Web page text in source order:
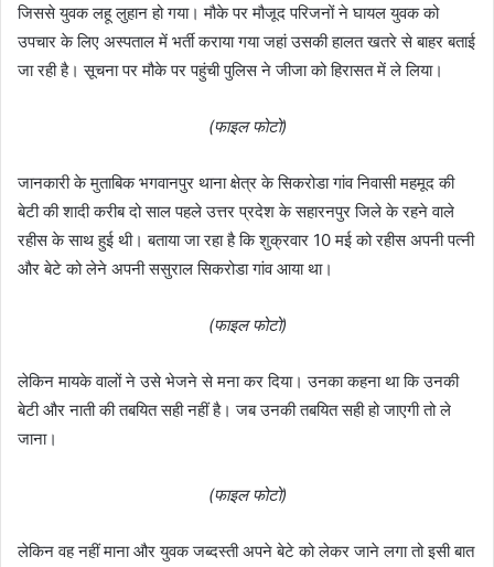
जिससे युवक लहू लुहान हो गया। मौके पर मौजूद परिजनों ने घायल युवक को
उपचार के लिए अस्पताल में भर्ती कराया गया जहां उसकी हालत खतरे से बाहर बताई
जा रही है। सूचना पर मौके पर पहुंची पुलिस ने जीजा को हिरासत में ले लिया।
(फाइल फोटो)
जानकारी के मुताबिक भगवानपुर थाना क्षेत्र के सिकरोडा गांव निवासी महमूद की
बेटी की शादी करीब दो साल पहले उत्तर प्रदेश के सहारनपुर जिले के रहने वाले
रहीस के साथ हुई थी। बताया जा रहा है कि शुक्रवार 10 मई को रहीस अपनी पत्नी
और बेटे को लेने अपनी ससुराल सिकरोडा गांव आया था।
(फाइल फोटो)
लेकिन मायके वालों ने उसे भेजने से मना कर दिया। उनका कहना था कि उनकी
बेटी और नाती की तबयित सही नहीं है। जब उनकी तबयित सही हो जाएगी तो ले
जाना।
(फाइल फोटो)
लेकिन वह नहीं माना और युवक जब्दस्ती अपने बेटे को लेकर जाने लगा तो इसी बात